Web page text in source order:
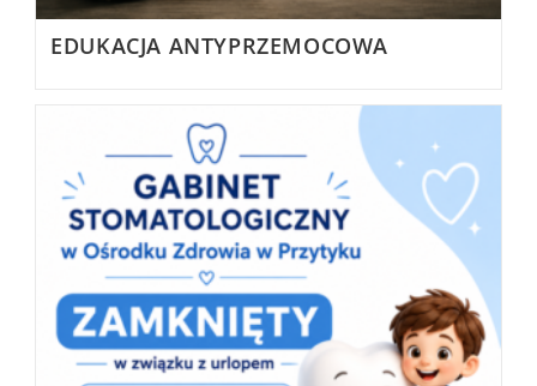
EDUKACJA ANTYPRZEMOCOWA